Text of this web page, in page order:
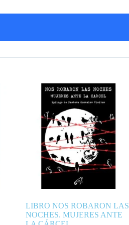
LIBRO NOS ROBARON LAS
NOCHES. MUJERES ANTE